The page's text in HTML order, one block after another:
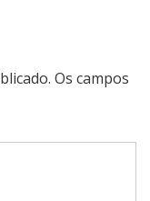
Os campos